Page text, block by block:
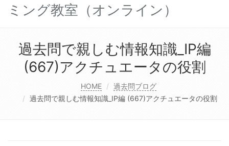
ミング教室（オンライン）
過去問で親しむ情報知識_IP編
(667)アクチュエータの役割
HOME
過去問ブログ
過去問で親しむ情報知識_IP編 (667)アクチュエータの役割